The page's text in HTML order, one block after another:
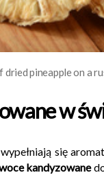
dried pineapple on a
w
się
kandyzowane